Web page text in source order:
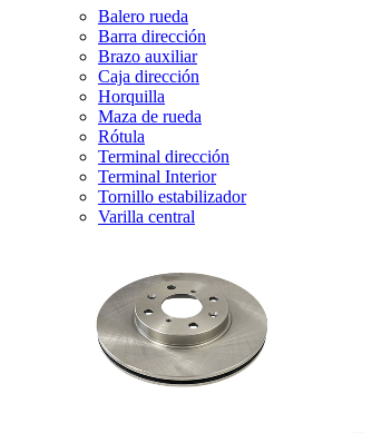
Balero rueda
Barra dirección
Brazo auxiliar
Caja dirección
Horquilla
Maza de rueda
Rótula
Terminal dirección
Terminal Interior
Tornillo estabilizador
Varilla central